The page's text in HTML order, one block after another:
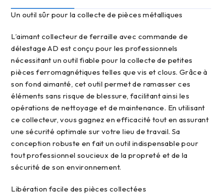
un outil sûr pour la collecte de pièces métalliques
L’aimant collecteur de ferraille avec commande de
délestage AD est conçu pour les professionnels
nécessitant un outil fiable pour la collecte de petites
pièces ferromagnétiques telles que vis et clous. Grâce à
son fond aimanté, cet outil permet de ramasser ces
éléments sans risque de blessure, facilitant ainsi les
opérations de nettoyage et de maintenance. En utilisant
ce collecteur, vous gagnez en efficacité tout en assurant
une sécurité optimale sur votre lieu de travail. Sa
conception robuste en fait un outil indispensable pour
tout professionnel soucieux de la propreté et de la
sécurité de son environnement.
libération facile des pièces collectées